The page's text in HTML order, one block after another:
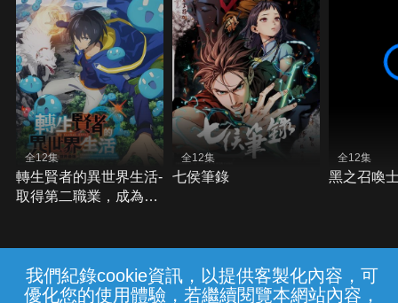
我們紀錄cookie資訊，以提供客製化內容，可
優化您的使用體驗，若繼續閱覽本網站內容，
全12集
轉生賢者的異世界生活-
取得第二職業，成為世
全12集
七侯筆錄
全12集
黑之召喚
{{notifyMsg}}